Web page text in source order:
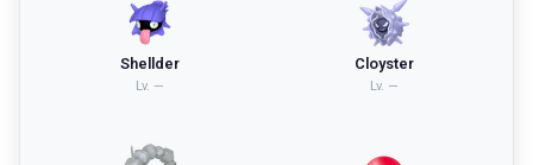
Shellder
Lv. —
Cloyster
Lv. —